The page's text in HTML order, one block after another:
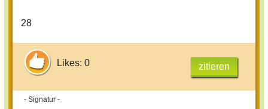
28
Likes: 0 zitieren
- Signatur -